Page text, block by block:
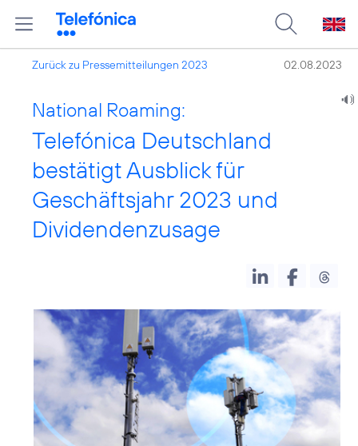
Zurück zu Pressemitteilungen 2023 02.08.2023
National Roaming:
Telefónica Deutschland
bestätigt Ausblick für
Geschäftsjahr 2023 und
Dividendenzusage